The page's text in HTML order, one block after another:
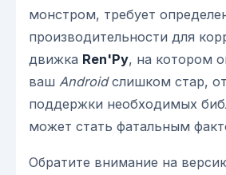
монстром, требует
производительности для
движка Ren'Py, на котором
ваш Androidслишком стар,
поддержки необходимых
может стать фатальным
Обратите внимание на